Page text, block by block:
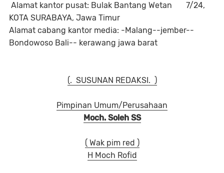
Alamat kantor pusat: Bulak Bantang Wetan 7/24,
KOTA SURABAYA, Jawa Timur
Alamat cabang kantor media: -Malang--jember--
Bondowoso Bali-- kerawang jawa barat
(. SUSUNAN REDAKSI. )
Pimpinan Umum/Perusahaan
Moch. Soleh SS
( Wak pim red )
H Moch Rofid